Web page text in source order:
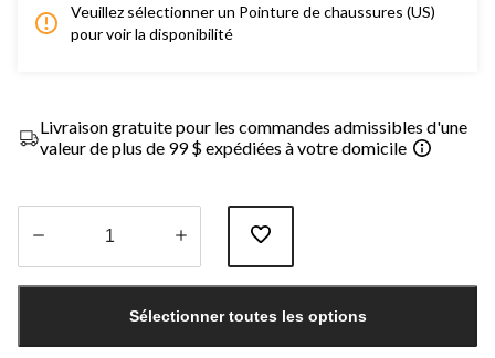
Veuillez sélectionner un Pointure de chaussures (US)
pour voir la disponibilité
Livraison gratuite pour les commandes admissibles d'une
valeur de plus de 99 $ expédiées à votre domicile
jour
Sélectionner toutes les options